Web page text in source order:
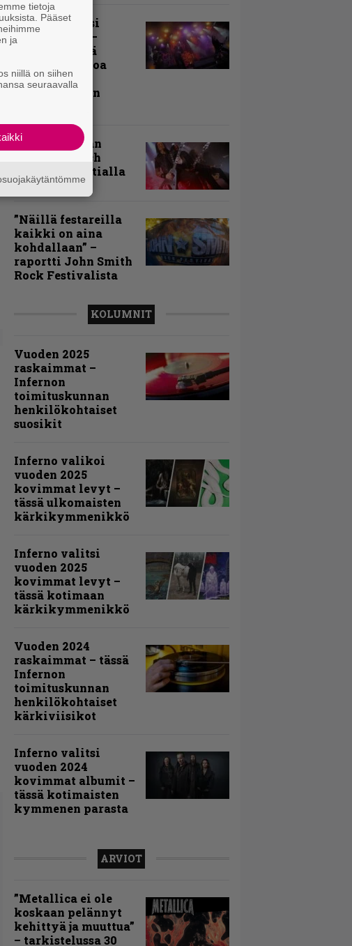
Rokki Raikasi
Tampereella –
Infernon neljä
väkevää nostoa
festarin
kakkospäivän
Paluu vanhaan
liittoon – Arch
Enemy Tavastialla
”Näillä festareilla
kaikki on aina
kohdallaan” –
raportti John Smith
Rock Festivalista
KOLUMNIT
Vuoden 2025
raskaimmat –
Infernon
toimituskunnan
henkilökohtaiset
suosikit
Inferno valikoi
vuoden 2025
kovimmat levyt –
tässä ulkomaisten
kärkikymmenikkö
Inferno valitsi
vuoden 2025
kovimmat levyt –
tässä kotimaan
kärkikymmenikkö
Vuoden 2024
raskaimmat – tässä
Infernon
toimituskunnan
henkilökohtaiset
kärkiviisikot
Inferno valitsi
vuoden 2024
kovimmat albumit –
tässä kotimaisten
kymmenen parasta
ARVIOT
”Metallica ei ole
koskaan pelännyt
kehittyä ja muuttua”
– tarkistelussa 30
tietoja
Pääset
ja
niillä on siihen
seuraavalla